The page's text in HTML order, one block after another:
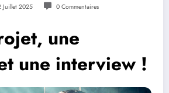
Juillet 2025 0 Commentaires
une
une interview !